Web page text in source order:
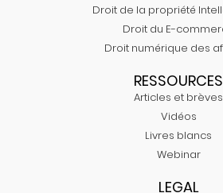
Droit de la propriété
Droit du E-
Droit numérique des
RESSOURCES
Articles et brèves
Vidéos
Livres blancs
Webinar
LEGAL